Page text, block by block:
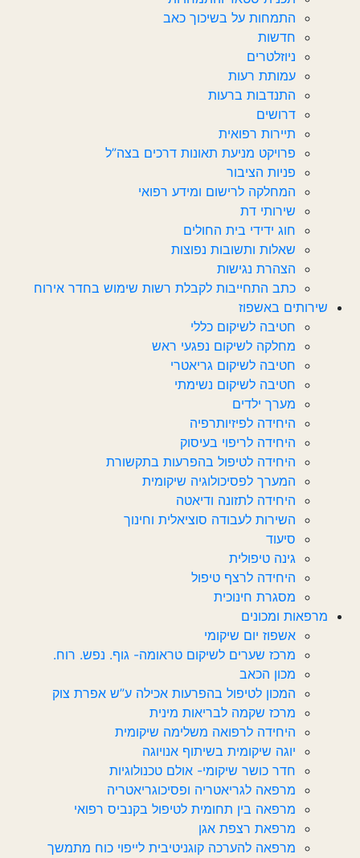
התמחות על בשיכוך כאב
חדשות‎‎
ניוזלטרים
עמותת רעות
התנדבות ברעות
דרושים
תיירות רפואית
פרויקט מניעת תאונות דרכים בצה”ל
פניות הציבור
המחלקה לרישום ומידע רפואי
שירותי דת
חוג ידידי בית החולים
שאלות ותשובות נפוצות
הצהרת נגישות
כתב התחייבות לקבלת רשות שימוש בחדר אירוח
שירותים באשפוז
חטיבה לשיקום כללי
מחלקה לשיקום נפגעי ראש
חטיבה לשיקום גריאטרי
חטיבה לשיקום נשימתי
מערך ילדים
היחידה לפיזיותרפיה
היחידה לריפוי בעיסוק
היחידה לטיפול בהפרעות בתקשורת
המערך לפסיכולוגיה שיקומית
היחידה לתזונה ודיאטה
השירות לעבודה סוציאלית וחינוך
סיעוד
גינה טיפולית
היחידה לרצף טיפול
מסגרת חינוכית
מרפאות ומכונים
אשפוז יום שיקומי
מרכז שערים לשיקום טראומה- גוף. נפש. רוח.
מכון הכאב
המכון לטיפול בהפרעות אכילה ע”ש אפרת צוק
מרכז שקמה לבריאות מינית
היחידה לרפואה משלימה שיקומית
יוגה שיקומית בשיתוף אנויוגה
חדר כושר שיקומי- אולם טכנולוגיות
מרפאה לגריאטריה ופסיכוגריאטריה
מרפאה בין תחומית לטיפול בקנביס רפואי
מרפאת רצפת אגן
מרפאה להערכה קוגניטיבית לייפוי כוח מתמשך